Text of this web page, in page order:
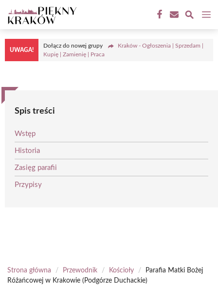
do
treści
UWAGA!
Dołącz do nowej grupy
Kraków - Ogłoszenia | Sprzedam |
Kupię | Zamienię | Praca
Spis treści
Wstęp
Historia
Zasięg parafii
Przypisy
Strona główna / Przewodnik / Kościoły /
Parafia Matki Bożej
Różańcowej w Krakowie (Podgórze Duchackie)